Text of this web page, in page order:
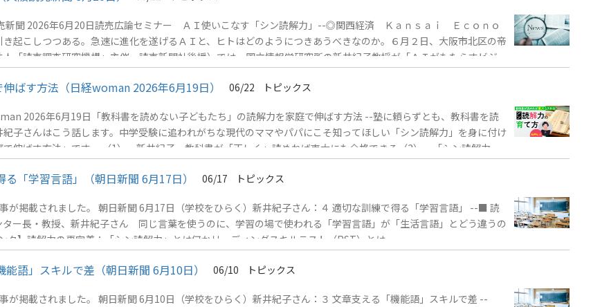
新聞 2026年6月20日読売広論セミナー ＡＩ使いこなす「シン読解力」--◎関西経済 Ｋａｎｓａｉ Ｅｃｏｎｏ
こしつつある。急速に進化を遂げるＡＩと、ヒトはどのようにつきあうべきなのか。６月２日、大阪市北区の帝
「読売調査研究機構」主催、読売新聞社後援）では、国立情報学研究所の新井紀子教授が「ＡＩがもたらすビジネ
ばす方法（日経woman 2026年6月19日） 06/22 トピックス
2026年6月19日「教科書を読めない子どもたち」の読解力を家庭で伸ばす方法 --塾に頼らずとも、教科書を読
紀子さんはこう話します。中学受験に追われがちな現代のママやパパにこそ知ってほしい「シン読解力」を身に付け
伸ばす方法」です。 （1） 新井紀子 教科書が「正しく」読めれば東大にも合格できる（2） 「シン読解力」
「学習言語」（朝日新聞 6月17日） 06/17 トピックス
が掲載されました。 朝日新聞 6月17日（学校をひらく）新井紀子さん：４ 適切な訓練で得る「学習言語」 --■ 読
ー長・教授、新井紀子さん 同じ言葉を使うのに、学習の場で使われる「学習言語」が「生活言語」とどう違うの
】読解力の再定義：「シン読解力」とは何かリーディングスキルテスト（RST）とは
語」スキルで差（朝日新聞 6月10日） 06/10 トピックス
掲載されました。 朝日新聞 6月10日（学校をひらく）新井紀子さん：３ 文章支える「機能語」スキルで差 --